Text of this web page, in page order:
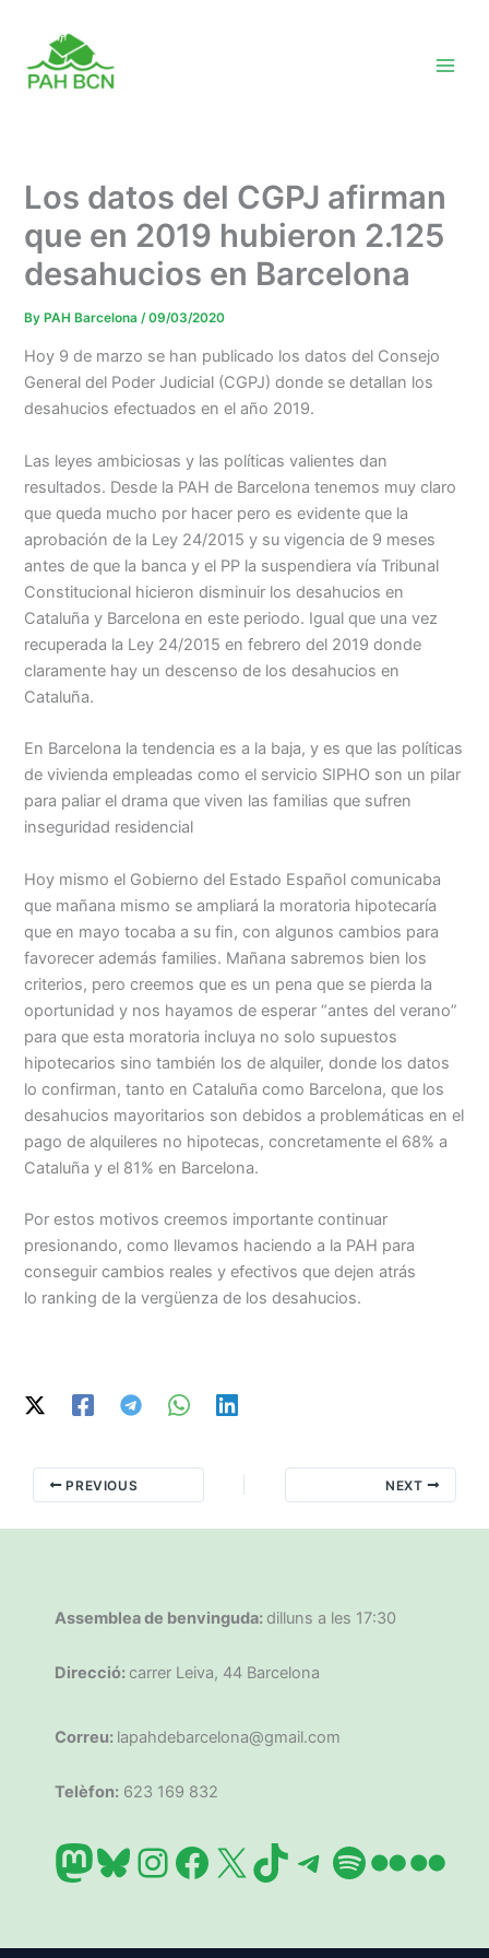
content
Los datos del CGPJ afirman
que en 2019 hubieron 2.125
desahucios en Barcelona
By PAH Barcelona/09/03/2020
Hoy 9 de marzo se han publicado los datos del Consejo
General del Poder Judicial (CGPJ) donde se detallan los
desahucios efectuados en el año 2019.
Las leyes ambiciosas y las políticas valientes dan
resultados. Desde la PAH de Barcelona tenemos muy claro
que queda mucho por hacer pero es evidente que la
aprobación de la Ley 24/2015 y su vigencia de 9 meses
antes de que la banca y el PP la suspendiera vía Tribunal
Constitucional hicieron disminuir los desahucios en
Cataluña y Barcelona en este periodo. Igual que una vez
recuperada la Ley 24/2015 en febrero del 2019 donde
claramente hay un descenso de los desahucios en
Cataluña.
En Barcelona la tendencia es a la baja, y es que las políticas
de vivienda empleadas como el servicio SIPHO son un pilar
para paliar el drama que viven las familias que sufren
inseguridad residencial
Hoy mismo el Gobierno del Estado Español comunicaba
que mañana mismo se ampliará la moratoria hipotecaría
que en mayo tocaba a su fin, con algunos cambios para
favorecer además families. Mañana sabremos bien los
criterios, pero creemos que es un pena que se pierda la
oportunidad y nos hayamos de esperar “antes del verano”
para que esta moratoria incluya no solo supuestos
hipotecarios sino también los de alquiler, donde los datos
lo confirman, tanto en Cataluña como Barcelona, que los
desahucios mayoritarios son debidos a problemáticas en el
pago de alquileres no hipotecas, concretamente el 68% a
Cataluña y el 81% en Barcelona.
Por estos motivos creemos importante continuar
presionando, como llevamos haciendo a la PAH para
conseguir cambios reales y efectivos que dejen atrás
lo ranking de la vergüenza de los desahucios.
PREVIOUS NEXT
Assemblea de benvinguda: dilluns a les 17:30
Direcció: carrer Leiva, 44 Barcelona
Correu: lapahdebarcelona@gmail.com
Telèfon: 623 169 832
Mastodon
Bluesky
Instagram
Facebook
X TikTok
Telegram
Spotify
Flickr